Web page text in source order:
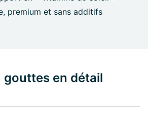
premium et sans additifs
gouttes en détail